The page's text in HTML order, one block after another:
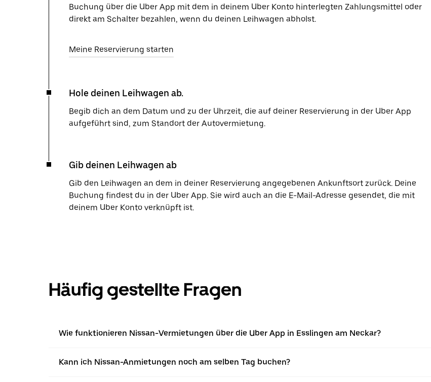
Buchung über die Uber App mit dem in deinem Uber Konto hinterlegten Zahlungsmittel oder
direkt am Schalter bezahlen, wenn du deinen Leihwagen abholst.
Meine Reservierung starten
Hole deinen Leihwagen ab.
Begib dich an dem Datum und zu der Uhrzeit, die auf deiner Reservierung in der Uber App
aufgeführt sind, zum Standort der Autovermietung.
Gib deinen Leihwagen ab
Gib den Leihwagen an dem in deiner Reservierung angegebenen Ankunftsort zurück. Deine
Buchung findest du in der Uber App. Sie wird auch an die E-Mail-Adresse gesendet, die mit
deinem Uber Konto verknüpft ist.
Häufig gestellte Fragen
Wie funktionieren Nissan-Vermietungen über die Uber App in Esslingen am Neckar?
Kann ich Nissan-Anmietungen noch am selben Tag buchen?